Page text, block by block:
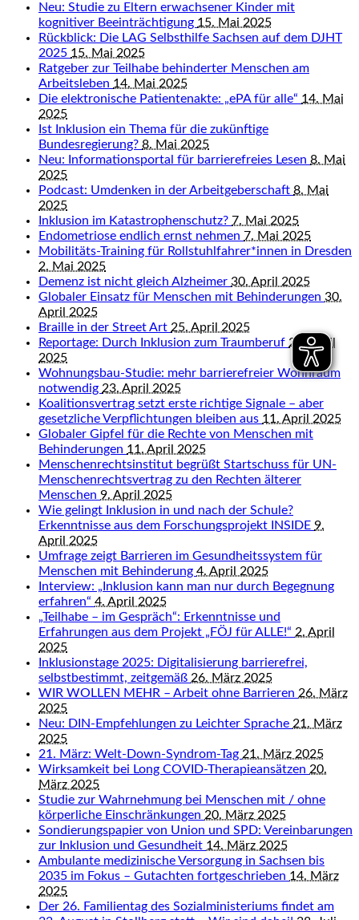
Neu: Studie zu Eltern erwachsener Kinder mit
kognitiver Beeinträchtigung 15. Mai 2025
Rückblick: Die LAG Selbsthilfe Sachsen auf dem DJHT
2025 15. Mai 2025
Ratgeber zur Teilhabe behinderter Menschen am
Arbeitsleben 14. Mai 2025
Die elektronische Patientenakte: „ePA für alle“ 14. Mai
2025
Ist Inklusion ein Thema für die zukünftige
Bundesregierung? 8. Mai 2025
Neu: Informationsportal für barrierefreies Lesen 8. Mai
2025
Podcast: Umdenken in der Arbeitgeberschaft 8. Mai
2025
Inklusion im Katastrophenschutz? 7. Mai 2025
Endometriose endlich ernst nehmen 7. Mai 2025
Mobilitäts-Training für Rollstuhlfahrer*innen in Dresden
2. Mai 2025
Demenz ist nicht gleich Alzheimer 30. April 2025
Globaler Einsatz für Menschen mit Behinderungen 30.
April 2025
Braille in der Street Art 25. April 2025
Reportage: Durch Inklusion zum Traumberuf 25. April
2025
Wohnungsbau-Studie: mehr barrierefreier Wohnraum
notwendig 23. April 2025
Koalitionsvertrag setzt erste richtige Signale – aber
gesetzliche Verpflichtungen bleiben aus 11. April 2025
Globaler Gipfel für die Rechte von Menschen mit
Behinderungen 11. April 2025
Menschenrechtsinstitut begrüßt Startschuss für UN-
Menschenrechtsvertrag zu den Rechten älterer
Menschen 9. April 2025
Wie gelingt Inklusion in und nach der Schule?
Erkenntnisse aus dem Forschungsprojekt INSIDE 9.
April 2025
Umfrage zeigt Barrieren im Gesundheitssystem für
Menschen mit Behinderung 4. April 2025
Interview: „Inklusion kann man nur durch Begegnung
erfahren“ 4. April 2025
„Teilhabe – im Gespräch“: Erkenntnisse und
Erfahrungen aus dem Projekt „FÖJ für ALLE!“ 2. April
2025
Inklusionstage 2025: Digitalisierung barrierefrei,
selbstbestimmt, zeitgemäß 26. März 2025
WIR WOLLEN MEHR – Arbeit ohne Barrieren 26. März
2025
Neu: DIN-Empfehlungen zu Leichter Sprache 21. März
2025
21. März: Welt-Down-Syndrom-Tag 21. März 2025
Wirksamkeit bei Long COVID-Therapieansätzen 20.
März 2025
Studie zur Wahrnehmung bei Menschen mit / ohne
körperliche Einschränkungen 20. März 2025
Sondierungspapier von Union und SPD: Vereinbarungen
zur Inklusion und Gesundheit 14. März 2025
Ambulante medizinische Versorgung in Sachsen bis
2035 im Fokus – Gutachten fortgeschrieben 14. März
2025
Der 26. Familientag des Sozialministeriums findet am